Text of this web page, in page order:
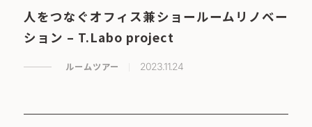
人をつなぐオフィス兼ショールームリノベー
ション – T.Labo project
ルームツアー 2023.11.24